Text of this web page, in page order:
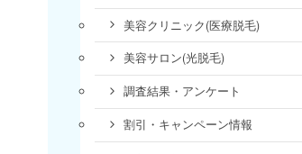
美容クリニック(医療脱毛)
美容サロン(光脱毛)
調査結果・アンケート
割引・キャンペーン情報